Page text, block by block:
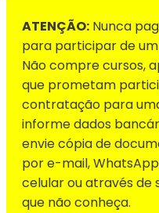
ATENÇÃO: Nunca
para participar de
Não compre cursos,
que prometam
contratação para
informe dados
envie cópia de
por e-mail,
celular ou através de
que não conheça.